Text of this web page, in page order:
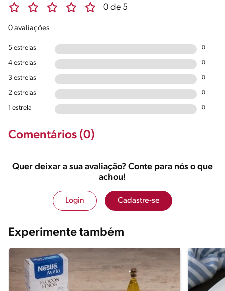
0 de 5
0 avaliações
5 estrelas 0
4 estrelas 0
3 estrelas 0
2 estrelas 0
1 estrela 0
Comentários (0)
Quer deixar a sua avaliação? Conte para nós o que
achou!
Login Cadastre-se
Experimente também